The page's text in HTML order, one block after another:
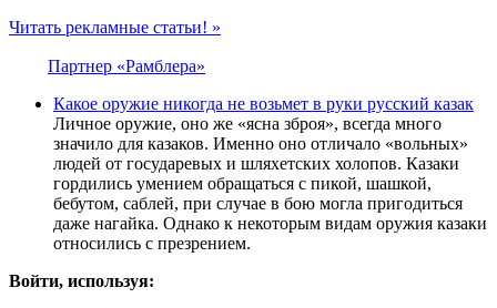
Читать рекламные статьи! »
Партнер «Рамблера»
Какое оружие никогда не возьмет в руки русский казак
Личное оружие, оно же «ясна зброя», всегда много
значило для казаков. Именно оно отличало «вольных»
людей от государевых и шляхетских холопов. Казаки
гордились умением обращаться с пикой, шашкой,
бебутом, саблей, при случае в бою могла пригодиться
даже нагайка. Однако к некоторым видам оружия казаки
относились с презрением.
Войти, используя: